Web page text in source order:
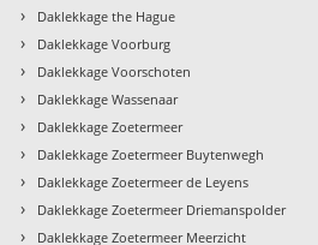
› Daklekkage the Hague
› Daklekkage Voorburg
› Daklekkage Voorschoten
› Daklekkage Wassenaar
› Daklekkage Zoetermeer
› Daklekkage Zoetermeer Buytenwegh
› Daklekkage Zoetermeer de Leyens
› Daklekkage Zoetermeer Driemanspolder
› Daklekkage Zoetermeer Meerzicht